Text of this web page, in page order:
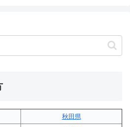
秋田県